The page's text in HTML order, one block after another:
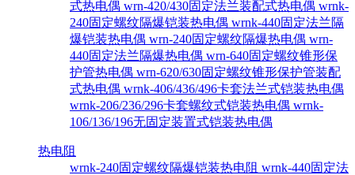
式热电偶 wrn-420/430固定法兰装配式热电偶 wrnk-
240固定螺纹隔爆铠装热电偶 wrnk-440固定法兰隔
爆铠装热电偶 wrn-240固定螺纹隔爆热电偶 wrn-
440固定法兰隔爆热电偶 wrn-640固定螺纹锥形保
护管热电偶 wrn-620/630固定螺纹锥形保护管装配
式热电偶 wrnk-406/436/496卡套法兰式铠装热电偶
wrnk-206/236/296卡套螺纹式铠装热电偶 wrnk-
106/136/196无固定装置式铠装热电偶
热电阻
wrnk-240固定螺纹隔爆铠装热电阻 wrnk-440固定法